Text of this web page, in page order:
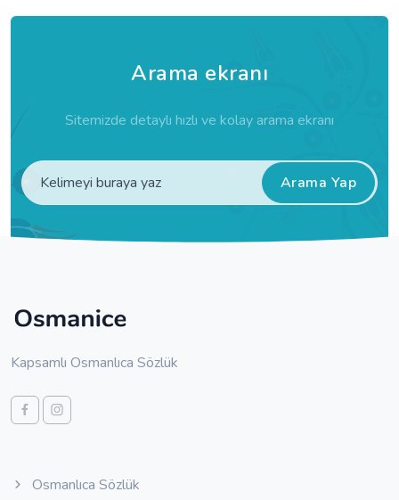
Arama ekranı
Sitemizde detaylı hızlı ve kolay arama ekranı
Arama Yap
Kapsamlı Osmanlıca Sözlük
Osmanlıca Sözlük